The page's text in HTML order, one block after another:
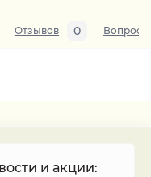
Отзывов 0 Вопросы
и акции: